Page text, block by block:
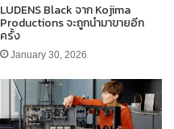
LUDENS Black จาก Kojima
Productions จะถูกนำมาขายอีก
ครั้ง
January 30, 2026